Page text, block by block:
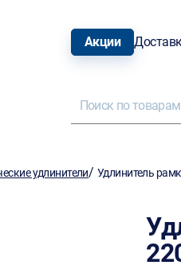
Акции
удлинители/ Удлинитель